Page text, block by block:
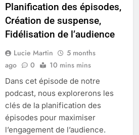
Planification des épisodes,
Création de suspense,
Fidélisation de l’audience
Lucie Martin
5 months
ago
0 10 mins mins
Dans cet épisode de notre
podcast, nous explorerons les
clés de la planification des
épisodes pour maximiser
l’engagement de l’audience.